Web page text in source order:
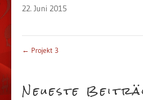
22. Juni 2015
← Projekt 3
Neueste